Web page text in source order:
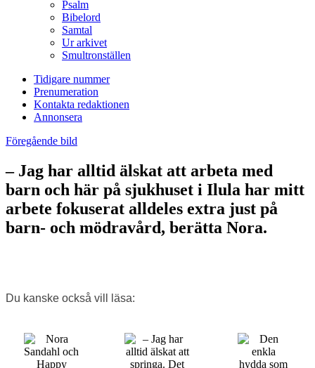
Psalm
Bibelord
Samtal
Ur arkivet
Smultronställen
Tidigare nummer
Prenumeration
Kontakta redaktionen
Annonsera
Föregående bild
– Jag har alltid älskat att arbeta med
barn och här på sjukhuset i Ilula har mitt
arbete fokuserat alldeles extra just på
barn- och mödravård, berätta Nora.
Du kanske också vill läsa: